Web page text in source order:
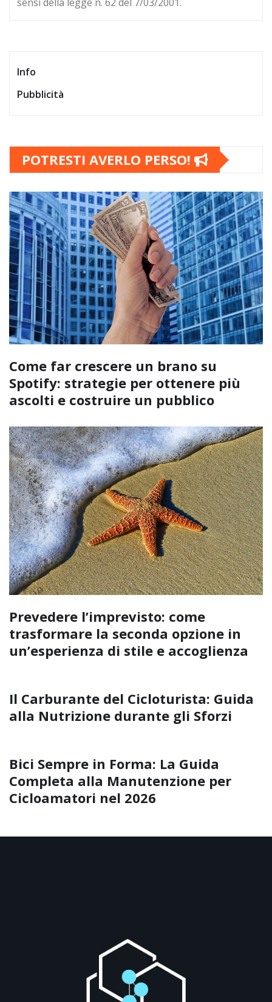
Info
Pubblicità
POTRESTI AVERLO PERSO!
Come far crescere un brano su
Spotify: strategie per ottenere più
ascolti e costruire un pubblico
Prevedere l’imprevisto: come
trasformare la seconda opzione in
un’esperienza di stile e accoglienza
Il Carburante del Cicloturista: Guida
alla Nutrizione durante gli Sforzi
Bici Sempre in Forma: La Guida
Completa alla Manutenzione per
Cicloamatori nel 2026